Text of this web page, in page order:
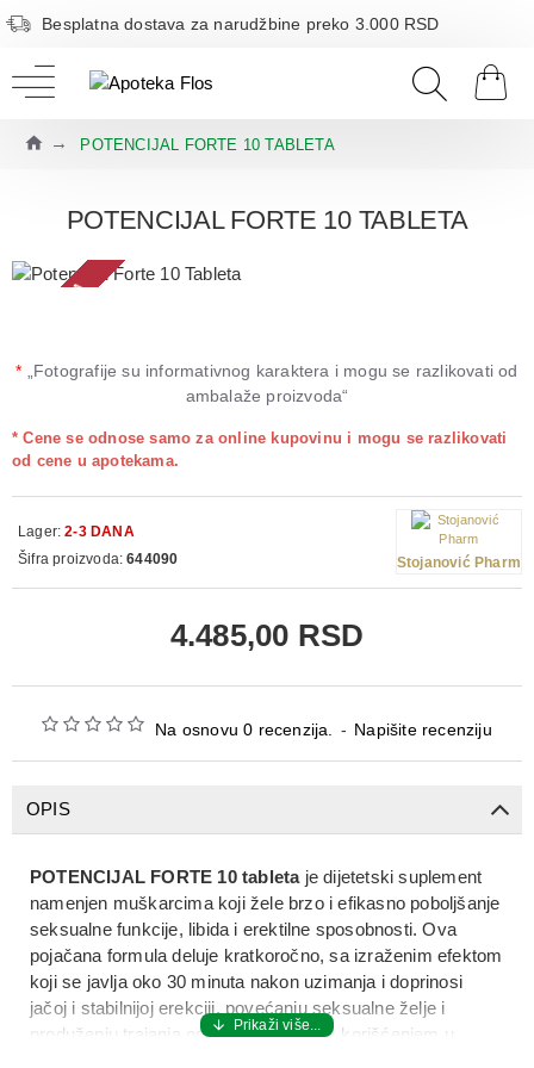
Besplatna dostava za narudžbine preko 3.000 RSD
POTENCIJAL FORTE 10 TABLETA
POTENCIJAL FORTE 10 TABLETA
* „Fotografije su informativnog karaktera i mogu se razlikovati od
ambalaže proizvoda“
Na osnovu 0 recenzija. - Napišite recenziju
* Cene se odnose samo za online kupovinu i mogu se razlikovati
od cene u apotekama.
4.485,00 RSD
Lager: 2-3 DANA
Šifra proizvoda: 644090 Stojanović Pharm
OPIS
POTENCIJAL FORTE 10 tabletaje dijetetski suplement
namenjen muškarcima koji žele brzo i efikasno poboljšanje
seksualne funkcije, libida i erektilne sposobnosti. Ova
pojačana formula deluje kratkoročno, sa izraženim efektom
koji se javlja oko 30 minuta nakon uzimanja i doprinosi
jačoj i stabilnijoj erekciji, povećanju seksualne želje i
produženju trajanja odnosa. Redovnim korišćenjem u